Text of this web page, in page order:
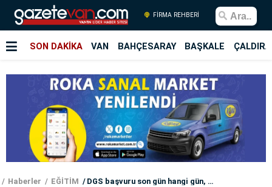
FİRMA REHBERİ
SON DAKİKA VAN BAHÇESARAY BAŞKALE
Haberler EĞİTİM DGS başvuru son gün hangi gün, sınav ne zaman yapılacak?